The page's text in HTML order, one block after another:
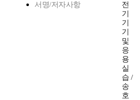
서명/저자사항
전
기
기
기
및
응
용
실
습 /
송
호